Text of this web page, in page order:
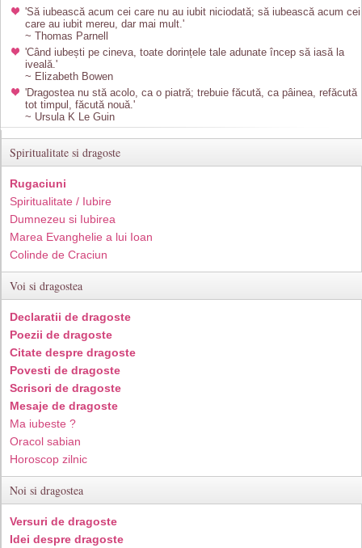
'Să iubească acum cei care nu au iubit niciodată; să iubească acum cei
care au iubit mereu, dar mai mult.'
~ Thomas Parnell
'Când iubești pe cineva, toate dorințele tale adunate încep să iasă la
iveală.'
~ Elizabeth Bowen
'Dragostea nu stă acolo, ca o piatră; trebuie făcută, ca pâinea, refăcută
tot timpul, făcută nouă.'
~ Ursula K Le Guin
Spiritualitate si dragoste
Rugaciuni
Spiritualitate / Iubire
Dumnezeu si Iubirea
Marea Evanghelie a lui Ioan
Colinde de Craciun
Voi si dragostea
Declaratii de dragoste
Poezii de dragoste
Citate despre dragoste
Povesti de dragoste
Scrisori de dragoste
Mesaje de dragoste
Ma iubeste ?
Oracol sabian
Horoscop zilnic
Noi si dragostea
Versuri de dragoste
Idei despre dragoste